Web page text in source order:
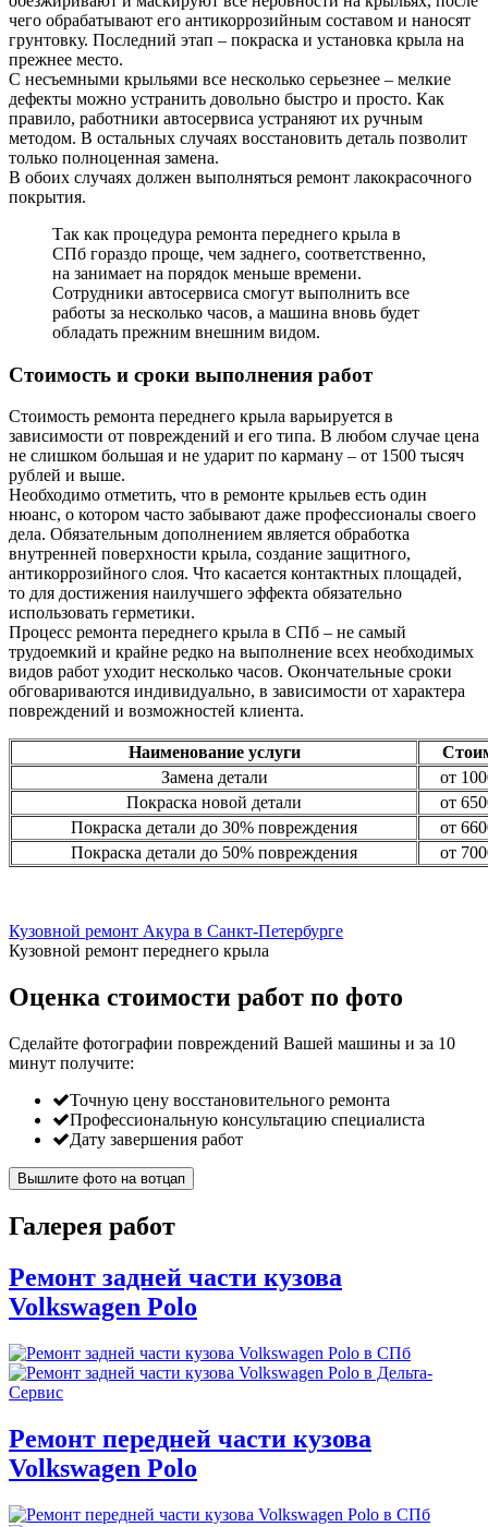
чего обрабатывают его антикоррозийным составом и наносят
грунтовку. Последний этап – покраска и установка крыла на
прежнее место.
С несъемными крыльями все несколько серьезнее – мелкие
дефекты можно устранить довольно быстро и просто. Как
правило, работники автосервиса устраняют их ручным
методом. В остальных случаях восстановить деталь позволит
только полноценная замена.
В обоих случаях должен выполняться ремонт лакокрасочного
покрытия.
Так как процедура ремонта переднего крыла в
СПб гораздо проще, чем заднего, соответственно,
на занимает на порядок меньше времени.
Сотрудники автосервиса смогут выполнить все
работы за несколько часов, а машина вновь будет
обладать прежним внешним видом.
Стоимость и сроки выполнения работ
Стоимость ремонта переднего крыла варьируется в
зависимости от повреждений и его типа. В любом случае цена
не слишком большая и не ударит по карману – от 1500 тысяч
рублей и выше.
Необходимо отметить, что в ремонте крыльев есть один
нюанс, о котором часто забывают даже профессионалы своего
дела. Обязательным дополнением является обработка
внутренней поверхности крыла, создание защитного,
антикоррозийного слоя. Что касается контактных площадей,
то для достижения наилучшего эффекта обязательно
использовать герметики.
Процесс ремонта переднего крыла в СПб – не самый
трудоемкий и крайне редко на выполнение всех необходимых
видов работ уходит несколько часов. Окончательные сроки
обговариваются индивидуально, в зависимости от характера
повреждений и возможностей клиента.
Наименование услуги
Замена детали
от
Покраска новой детали
от
Покраска детали до 30% повреждения
от
Покраска детали до 50% повреждения
от
Кузовной ремонт Акура в Санкт-Петербурге
Кузовной ремонт переднего крыла
Оценка стоимости работ по фото
Сделайте фотографии повреждений Вашей машины и за 10
минут получите:
Точную цену восстановительного ремонта
Профессиональную консультацию специалиста
Дату завершения работ
Вышлите фото на вотцап
Галерея работ
Ремонт задней части кузова
Volkswagen Polo
Ремонт передней части кузова
Volkswagen Polo